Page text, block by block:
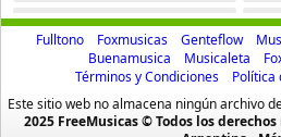
Yesterday (Instrumental) -Ahn
The Crab And The Egret -Bambu
The God Of Wind - Far East
Atevip
Bachatas
Baladas
Baladas De Oro
Fulltono Foxmusicas Genteflow
Buenamusica
Musicaleta
Términos y Condiciones
Política
Este sitio web no almacena ningún archivo
2025 FreeMusicas © Todos los